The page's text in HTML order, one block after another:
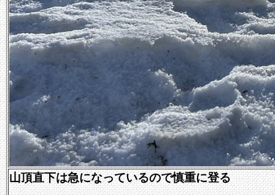
山頂直下は急になっているので慎重に登る